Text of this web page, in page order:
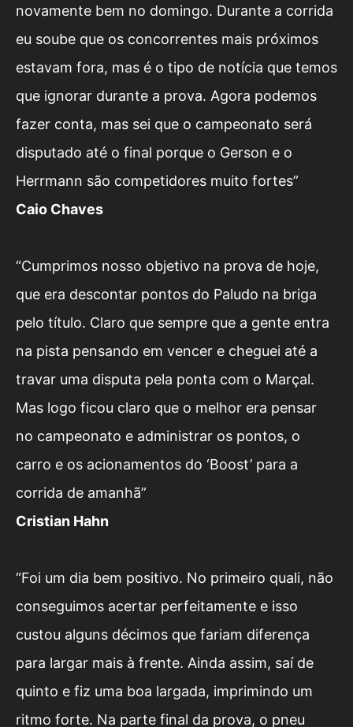
novamente bem no domingo. Durante a corrida
eu soube que os concorrentes mais próximos
estavam fora, mas é o tipo de notícia que temos
que ignorar durante a prova. Agora podemos
fazer conta, mas sei que o campeonato será
disputado até o final porque o Gerson e o
Herrmann são competidores muito fortes”
Caio Chaves
“Cumprimos nosso objetivo na prova de hoje,
que era descontar pontos do Paludo na briga
pelo título. Claro que sempre que a gente entra
na pista pensando em vencer e cheguei até a
travar uma disputa pela ponta com o Marçal.
Mas logo ficou claro que o melhor era pensar
no campeonato e administrar os pontos, o
carro e os acionamentos do ‘Boost’ para a
corrida de amanhã”
Cristian Hahn
“Foi um dia bem positivo. No primeiro quali, não
conseguimos acertar perfeitamente e isso
custou alguns décimos que fariam diferença
para largar mais à frente. Ainda assim, saí de
quinto e fiz uma boa largada, imprimindo um
ritmo forte. Na parte final da prova, o pneu